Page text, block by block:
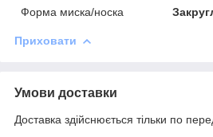
Форма миска/носка
Приховати
Умови доставки
Доставка здійснюється тільки по